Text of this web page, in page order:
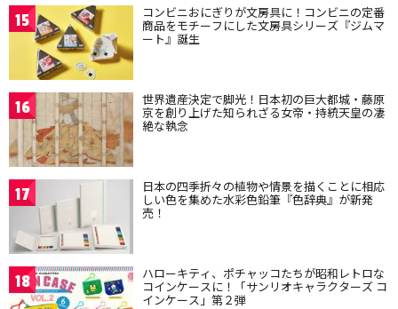
15 コンビニおにぎりが文房具に！コンビニの定番
商品をモチーフにした文房具シリーズ『ジムマ
ート』誕生
16 世界遺産決定で脚光！日本初の巨大都城・藤原
京を創り上げた知られざる女帝・持統天皇の凄
絶な執念
17 日本の四季折々の植物や情景を描くことに相応
しい色を集めた水彩色鉛筆『色辞典』が新発
売！
18 ハローキティ、ポチャッコたちが昭和レトロな
コインケースに！「サンリオキャラクターズ コ
インケース」第２弾